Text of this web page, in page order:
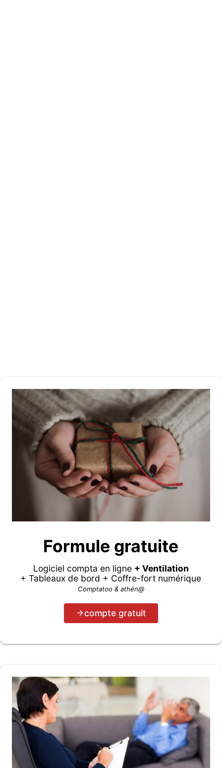
Formule gratuite
Logiciel compta en ligne + Ventilation
+ Tableaux de bord + Coffre-fort numérique
Comptatoo & athén@
compte gratuit